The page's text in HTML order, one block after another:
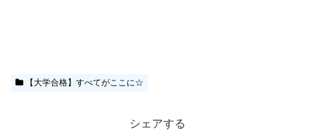
【大学合格】すべてがここに☆
シェアする